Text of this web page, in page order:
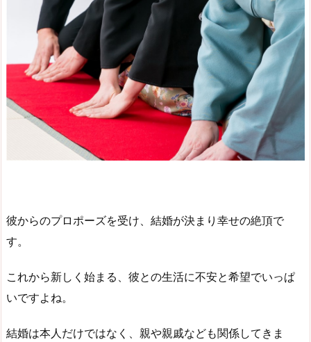
彼からのプロポーズを受け、結婚が決まり幸せの絶頂で
す。
これから新しく始まる、彼との生活に不安と希望でいっぱ
いですよね。
結婚は本人だけではなく、親や親戚なども関係してきま